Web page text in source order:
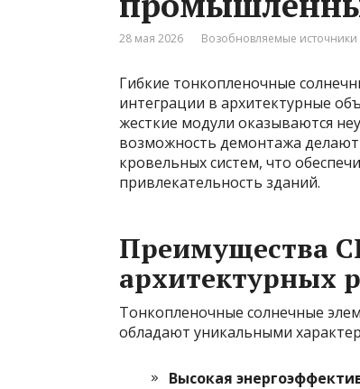
28 мая 2026 Возобновляемые источники
Гибкие тонкопленочные
интеграции в архитектурные
жесткие модули оказываются
возможность демонтажа
кровельных систем, что
привлекательность зданий.
Преимущества
архитектурных
Тонкопленочные солнечные
обладают уникальными
Высокая